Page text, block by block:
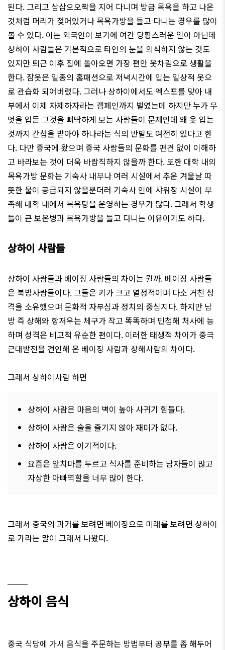
된다. 그리고 삼삼오오짝을 지어 다니며 방금 목욕을 하고 나온
것처럼 머리가 젖어있거나 목욕가방을 들고 다니는 경우를 많이
볼 수 있다. 이는 외국인이 보기에 여간 당황스러운 일이 아닌데
상하이 사람들은 기본적으로 타인의 눈을 의식하지 않는 것도
있지만 퇴근 이후 집에 돌아오면 가장 편안 옷차림으로 생활을
한다. 잠옷은 일종의 홈패션으로 저녁시간에 입는 일상적 옷으
로 관습화 되어버렸다. 그러나 상하이에서도 엑스포를 맞아 내
부에서 이제 자제하자라는 캠페인까지 벌였는데 하지만 누가 무
엇을 입든 그것을 삐딱하게 보는 사람들이 문제인데 왜 옷 입는
것까지 간섭을 받아야 하나라는 식의 반발도 여전히 있다고 한
다. 다만 중국에 왔으며 중국 사람들의 문화를 편견 없이 이해하
고 바라보는 것이 더욱 바람직하지 않을까 한다. 또한 대학 내의
목욕가방 문화는 기숙사 내부나 여러 시설에서 추운 겨울날 따
뜻한 물이 공급되지 않을뿐더러 기숙사 인에 샤워장 시설이 부
족해 대학 내에서 목욕탕을 운영하는 경우가 많다. 그래서 학생
들이 큰 보온병과 목욕가방을 들고 다니는 이유이기도 하다.
상하이 사람들
상하이 사람들과 베이징 사람들의 차이는 뭘까. 베이징 사람들
은 북방사람들이다. 그들은 키가 크고 열정적이며 다소 거친 성
격을 소유했으며 문화적 자부심과 정치의 중심지다. 하지만 남
방 즉 상해와 항저우는 체구가 작고 똑똑하며 민첩해 처사에 능
하며 성격은 비교적 유순한 편이다. 이러한 태생적 차이가 중극
근대발전을 견인해 온 베이징 사람과 상해사람의 차이다.
그래서 상하이사람 하면
상하이 사람은 마음의 벽이 높아 사귀기 힘들다.
상하이 사람은 술을 즐기지 않아 재미가 없다.
상하이 사람은 이기적이다.
요즘은 앞치마를 두르고 식사를 준비하는 남자들이 많고
자상한 아빠역할을 너무 많이 한다.
그래서 중국의 과거를 보려면 베이징으로 미래를 보려면 상하이
로 가라는 말이 그래서 나왔다.
상하이 음식
중국 식당에 가서 음식을 주문하는 방법부터 공부를 좀 해두어